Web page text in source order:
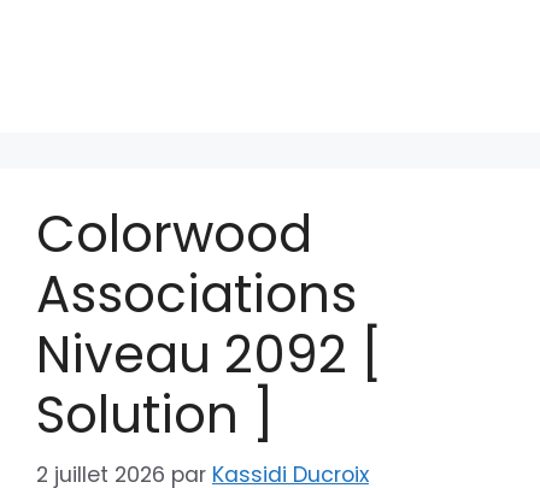
Colorwood
Associations
Niveau 2092 [
Solution ]
2 juillet 2026 par Kassidi Ducroix